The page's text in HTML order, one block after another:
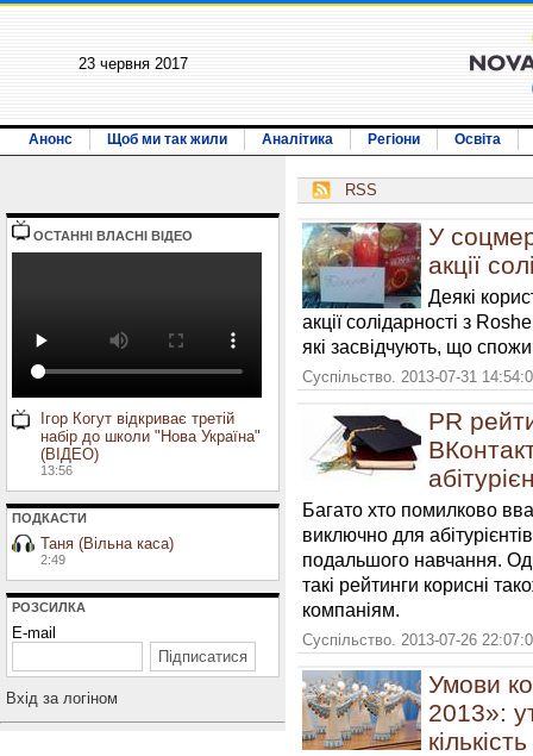
23 червня 2017
Анонс Щоб ми так жили Аналітика Регіони Освіта
ОСТАННI ВЛАСНI ВIДЕО
Ігор Когут відкриває третій
набір до школи "Нова Україна"
(ВІДЕО)
13:56
ПОДКАСТИ
Таня (Вільна каса)
2:49
РОЗСИЛКА
E-mail
Вхiд за логiном
RSS
У
акції
Деякі
акції солідарності з
які засвідчують, що
Суспільство. 2013-07-31
PR
Багато хто помилково
виключно для
подальшого навчання.
такі рейтинги корисні
компаніям.
Суспільство. 2013-07-26
Умови
2013»: